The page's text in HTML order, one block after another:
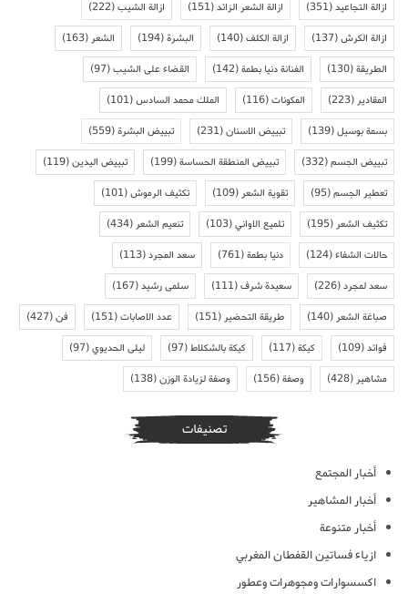
ازالة التجاعيد(351) ازالة الشعر الزائد(151) ازالة الشيب(222)
ازالة الكرش(137) ازالة الكلف(140) البشرة(194) الشعر(163)
الطريقة(130) الفنانة دنيا بطمة(142) القضاء على الشيب(97)
المقادير(223) المكونات(116) الملك محمد السادس(101)
بسمة بوسيل(139) تبييض الاسنان(231) تبييض البشرة(559)
تبييض الجسم(332) تبييض المنطقة الحساسة(199) تبييض اليدين(119)
تعطير الجسم(95) تقوية الشعر(109) تكثيف الرموش(101)
تكثيف الشعر(195) تلميع الاواني(103) تنعيم الشعر(434)
حالات الشفاء(124) دنيا بطمة(761) سعد المجرد(113)
سعد لمجرد(226) سعيدة شرف(111) سلمى رشيد(167)
صباغة الشعر(140) طريقة التحضير(151) عدد الاصابات(151) فن(427)
فوائد(109) كيكة(117) كيكة بالشكلاط(97) ليلى الحديوي(97)
مشاهير(428) وصفة(156) وصفة لزيادة الوزن(138)
تصنيفات
أخبار المجتمع
أخبار المشاهير
أخبار متنوعة
ازياء فساتين القفطان المغربي
اكسسوارات ومجوهرات وعطور